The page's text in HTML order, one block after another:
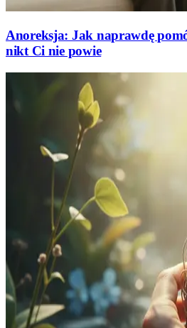
Anoreksja: Jak naprawdę
nikt Ci nie powie